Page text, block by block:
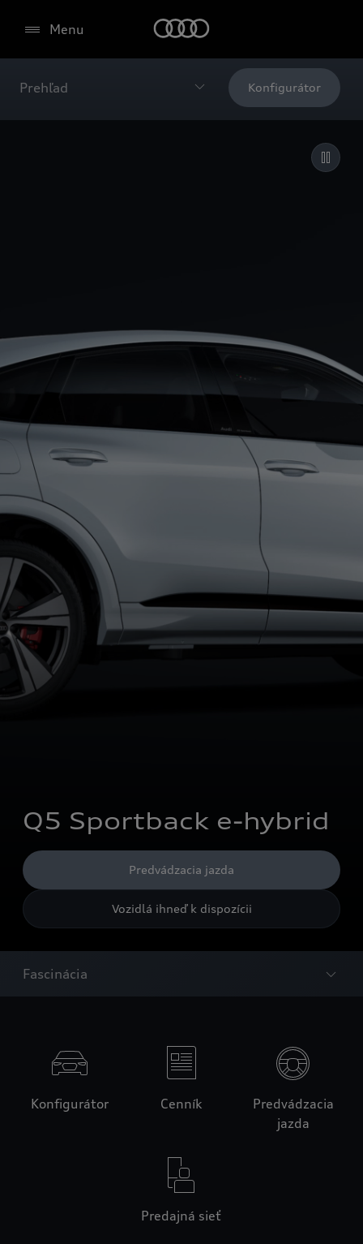
Menu
Prehľad Konfigurátor
Q5 Sportback e-hybrid
Predvádzacia jazda
Vozidlá ihneď k dispozícii
Fascinácia
Konfigurátor Cenník
Predvádzacia
jazda
Predajná sieť